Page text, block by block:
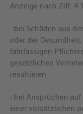
Anzeige nach Ziff.
- bei Schäden aus
oder der
fahrlässigen
gesetzlichen
resultieren
- bei Ansprüchen
einer vorsätzlichen